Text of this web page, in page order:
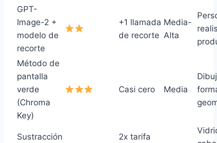
GPT-
Image-2 +
modelo de
recorte
+1 llamada
de recorte
Media-
Alta
Método de
pantalla
verde
(Chroma
Key)
Casi cero Media
Sustracción
2x tarifa